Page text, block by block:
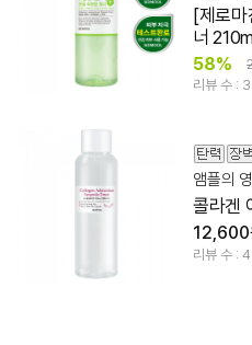
[제로마진] 그린 토마토 모
너
58%
리뷰 수 :
12,600
리뷰 수 :